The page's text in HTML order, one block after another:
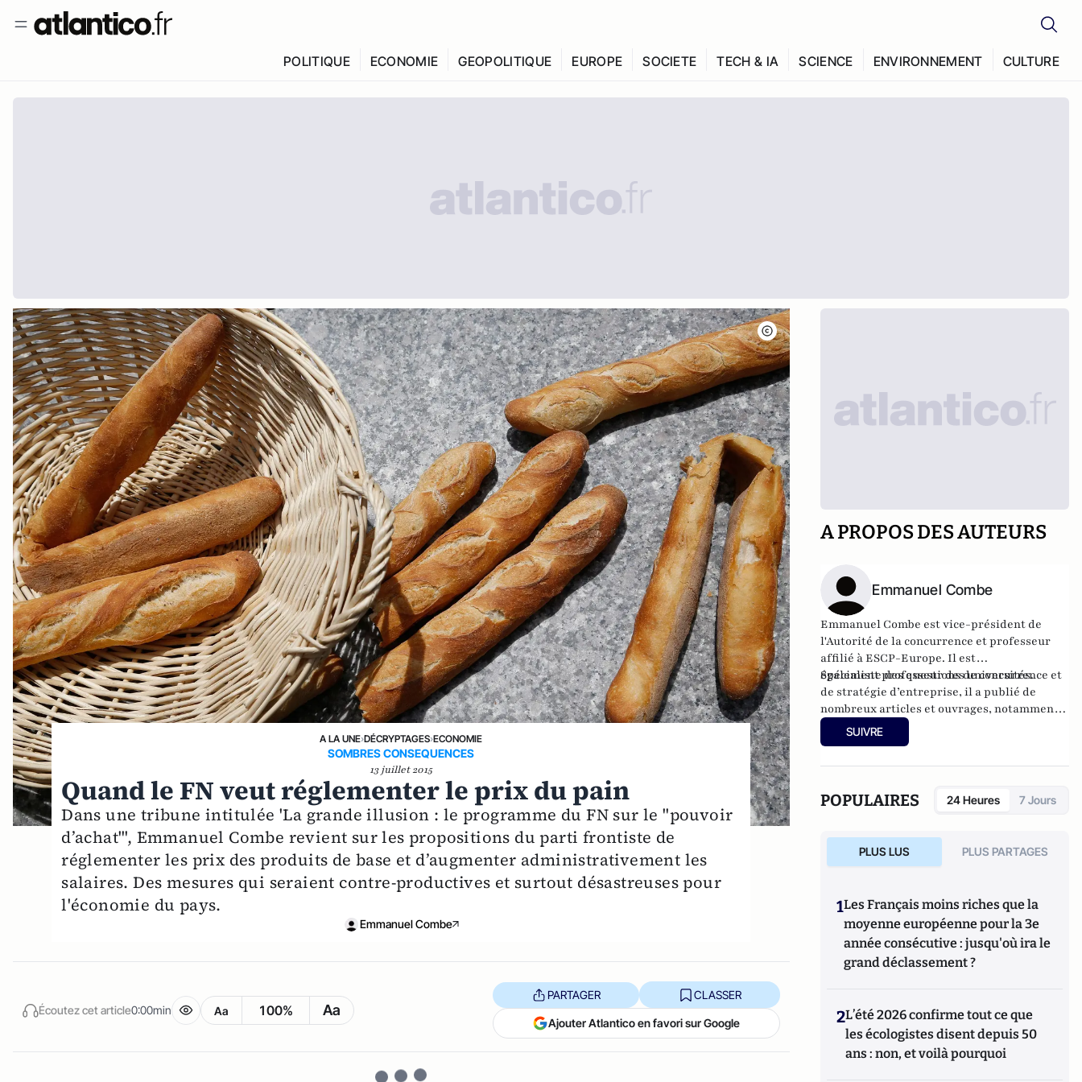
POLITIQUE ECONOMIE GEOPOLITIQUE EUROPE SOCIETE TECH & IA SCIENCE ENVIRONNEMENT CULTURE
A LA UNE›DÉCRYPTAGES›ECONOMIE
SOMBRES CONSEQUENCES
13 juillet 2015
Quand le FN veut réglementer le prix du pain
Dans une tribune intitulée 'La grande illusion : le programme du FN sur le "pouvoir
d’achat"', Emmanuel Combe revient sur les propositions du parti frontiste de
réglementer les prix des produits de base et d’augmenter administrativement les
salaires. Des mesures qui seraient contre-productives et surtout désastreuses pour
l'économie du pays.
Emmanuel Combe
Écoutez cet article0:00min Aa 100% Aa
PARTAGER CLASSER
Ajouter Atlantico en favori sur Google
A PROPOS DES AUTEURS
Emmanuel Combe
Emmanuel Combe estvice-président de
l'Autorité de la concurrence et professeur
affilié à ESCP-Europe. Il est
égalementprofesseur des universités.
Spécialiste des questions de concurrence et
de stratégie d’entreprise, il a publié de
nombreux articles et ouvrages, notamment
sur le modèle low cost (
La Découverte 2011). Il tient à jour
SUIVRE
POPULAIRES 24 Heures 7 Jours
PLUS LUS PLUS PARTAGES
1Les Français moins riches que la
moyenne européenne pour la 3e
année consécutive : jusqu'où ira le
grand déclassement ?
2L’été 2026 confirme tout ce que
les écologistes disent depuis 50
ans : non, et voilà pourquoi